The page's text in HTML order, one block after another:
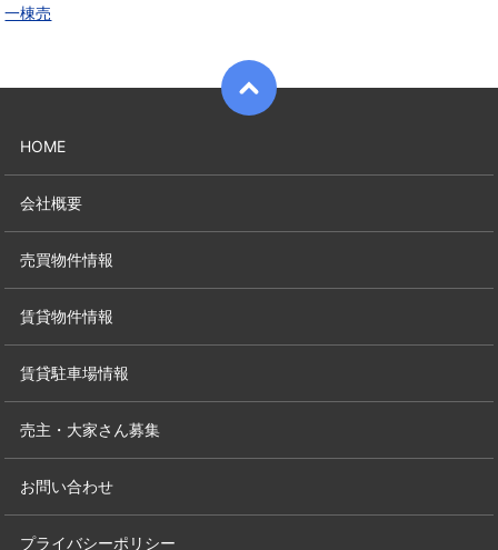
一棟売
HOME
会社概要
売買物件情報
賃貸物件情報
賃貸駐車場情報
売主・大家さん募集
お問い合わせ
プライバシーポリシー